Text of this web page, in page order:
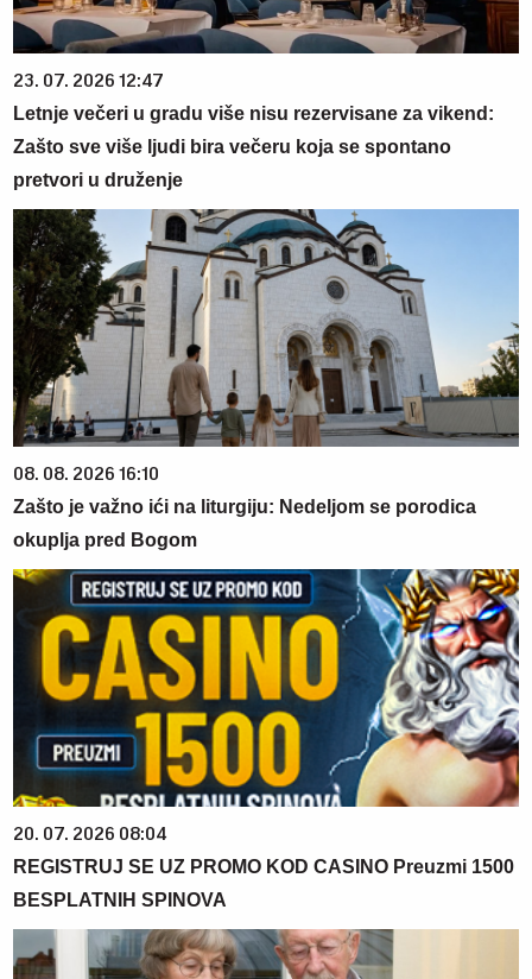
23. 07. 2026 12:47
Letnje večeri u gradu više nisu rezervisane za vikend:
Zašto sve više ljudi bira večeru koja se spontano
pretvori u druženje
08. 08. 2026 16:10
Zašto je važno ići na liturgiju: Nedeljom se porodica
okuplja pred Bogom
20. 07. 2026 08:04
REGISTRUJ SE UZ PROMO KOD CASINO Preuzmi 1500
BESPLATNIH SPINOVA